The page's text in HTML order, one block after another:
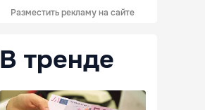
Разместить рекламу на сайте
В тренде